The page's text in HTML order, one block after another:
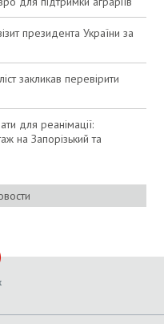
президента України за
закликав перевірити
для реанімації:
на Запорізький та